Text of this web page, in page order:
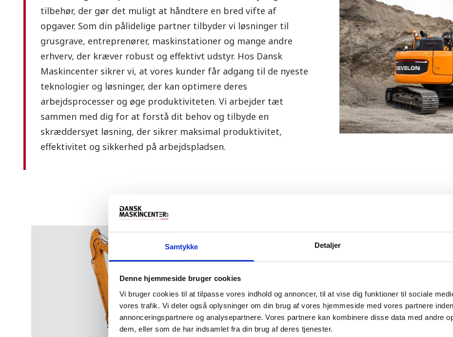
Samtykke Detaljer
Denne hjemmeside bruger cookies
Vi bruger cookies til at tilpasse vores indhold og annoncer, til at vise dig funktioner til sociale
vores trafik. Vi deler også oplysninger om din brug af vores hjemmeside med vores partnere
annonceringspartnere og analysepartnere. Vores partnere kan kombinere disse data med andre
dem, eller som de har indsamlet fra din brug af deres tjenester.
tilbehør, der gør det muligt at håndtere en bred vifte af
opgaver. Som din pålidelige partner tilbyder vi løsninger til
grusgrave, entreprenører, maskinstationer og mange andre
erhverv, der kræver robust og effektivt udstyr. Hos Dansk
Maskincenter sikrer vi, at vores kunder får adgang til de nyeste
teknologier og løsninger, der kan optimere deres
arbejdsprocesser og øge produktiviteten. Vi arbejder tæt
sammen med dig for at forstå dit behov og tilbyde en
skræddersyet løsning, der sikrer maksimal produktivitet,
effektivitet og sikkerhed på arbejdspladsen.
Hos Dansk
gravemaskiner, men
værdsætter vores
og professionel
hjælpe med alt fra